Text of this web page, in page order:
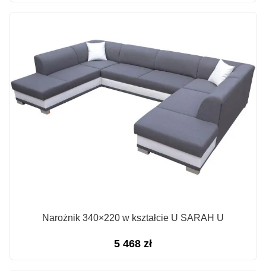
Narożnik 340×220 w kształcie U SARAH U
5 468 zł